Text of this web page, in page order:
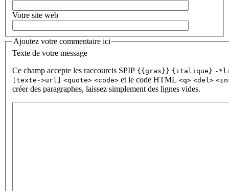
Votre site web
Ajoutez votre commentaire ici
Texte de votre message
Ce champ accepte les raccourcis SPIP {{gras}} {italique} -
[texte->url]
<quote> <code> et le code HTML <q> <del>
créer des paragraphes, laissez simplement des lignes vides.